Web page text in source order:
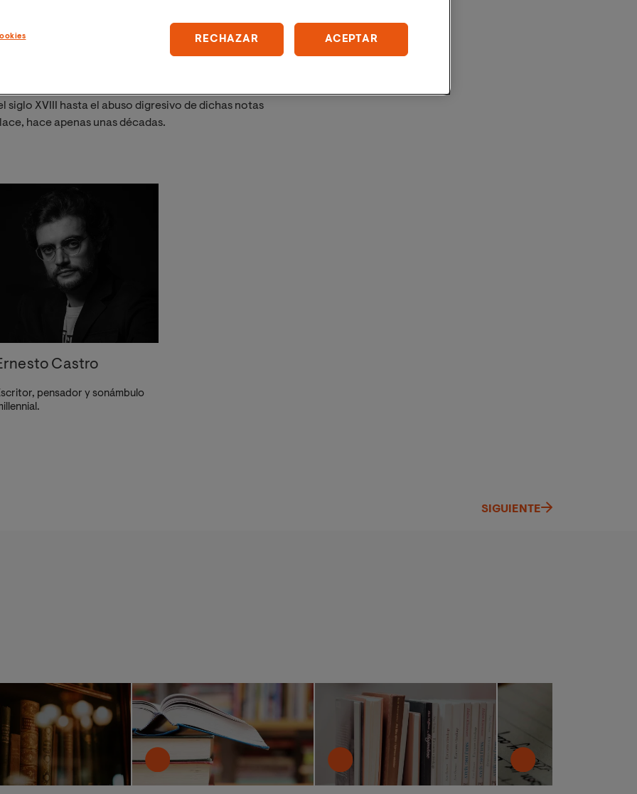
voz en el texto, entablando un diálogo entre el
hitos históricos y estéticos de esos signos
sarcástico de la nota a pie de página por parte
XVIII hasta el abuso digresivo de dichas notas
hace apenas unas décadas.
Castro
pensador y sonámbulo
SIGUIENTE
RECHAZAR ACEPTAR